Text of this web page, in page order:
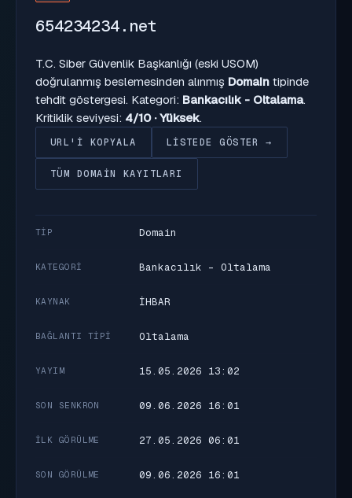
654234234.net
T.C. Siber Güvenlik Başkanlığı (eski USOM)
doğrulanmış beslemesinden alınmış Domain tipinde
tehdit göstergesi. Kategori: Bankacılık - Oltalama.
Kritiklik seviyesi: 4/10 · Yüksek.
URL'I KOPYALA LISTEDE GÖSTER →
TÜM DOMAIN KAYITLARI
TIP Domain
KATEGORI Bankacılık - Oltalama
KAYNAK İHBAR
BAĞLANTI TIPI Oltalama
YAYIM 15.05.2026 13:02
SON SENKRON 09.06.2026 16:01
İLK GÖRÜLME 27.05.2026 06:01
SON GÖRÜLME 09.06.2026 16:01